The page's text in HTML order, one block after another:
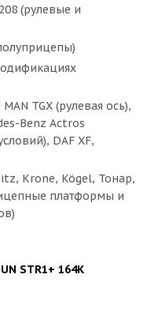
(рулевые и
TGX (рулевая ось),
Benz Actros
DAF XF,
Krone, Kögel, Тонар,
платформы и
STR1+ 164K